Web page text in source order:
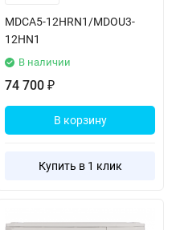
MDCA5-12HRN1/MDOU3-
12HN1
В наличии
74 700 ₽
В корзину
Купить в 1 клик